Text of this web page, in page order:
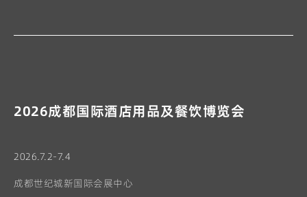
2026成都国际酒店用品及餐饮博览会
2026.7.2-7.4
成都世纪城新国际会展中心